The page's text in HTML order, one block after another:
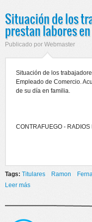
Situación de los
prestan labores
Publicado por Webmaster
Situación de los
Empleado de Comercio.
de su día en familia.
CONTRAFUEGO - RADIOS
Tags: Titulares Ramon
Leer más